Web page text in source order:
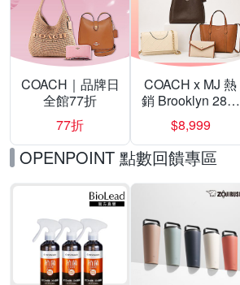
COACH｜品牌日
全館77折
77折
COACH x MJ 熱
銷 Brooklyn 28／
兩用／斜背包均
一價-多款可選
$8,999
OPENPOINT 點數回饋專區